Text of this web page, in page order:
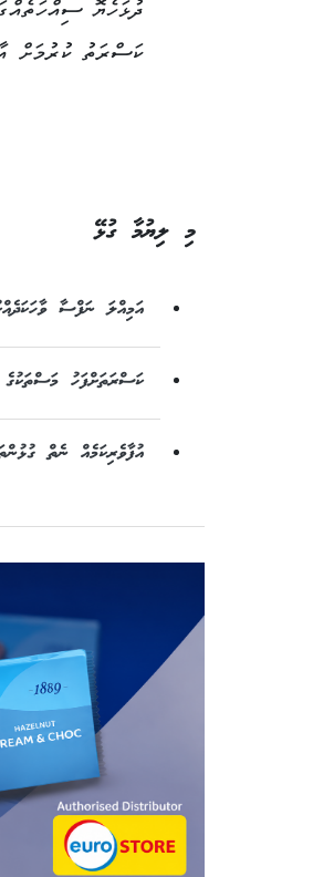
ދުޅަހެޔޮ
ކަސްރަތު ކުރުމަށް
މި ލިޔުމާ ގުޅޭ
އަމިއްލަ ނަފްސާ
ކަސްރަތަށްފަހު މަސްތަކުގެ
އުފާވެރިކަމެއް ނެތް